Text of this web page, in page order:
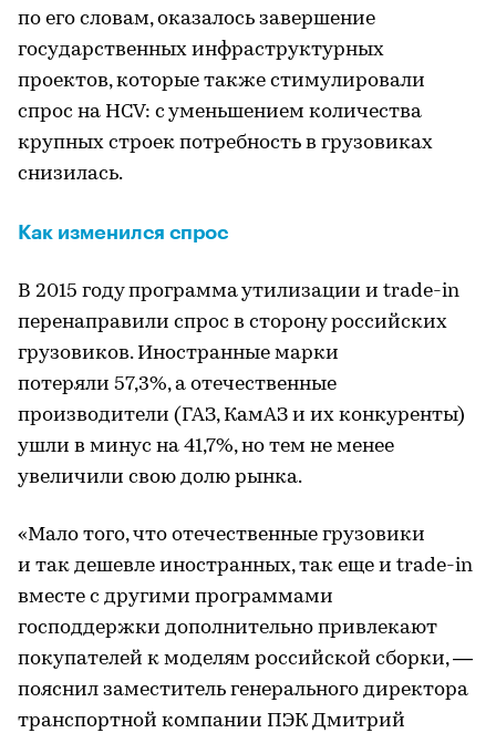
по его словам, оказалось завершение
государственных инфраструктурных
проектов, которые также стимулировали
спрос на HCV: с уменьшением количества
крупных строек потребность в грузовиках
снизилась.
Как изменился спрос
В 2015 году программа утилизации и trade-in
перенаправили спрос в сторону российских
грузовиков. Иностранные марки
потеряли 57,3%, а отечественные
производители (ГАЗ, КамАЗ и их конкуренты)
ушли в минус на 41,7%, но тем не менее
увеличили свою долю рынка.
«Мало того, что отечественные грузовики
и так дешевле иностранных, так еще и trade-in
вместе с другими программами
господдержки дополнительно привлекают
покупателей к моделям российской сборки, —
пояснил заместитель генерального директора
транспортной компании ПЭК Дмитрий